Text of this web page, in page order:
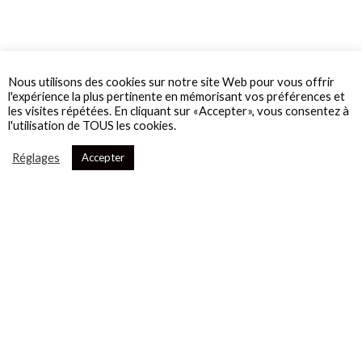
Nous utilisons des cookies sur notre site Web pour vous offrir
l'expérience la plus pertinente en mémorisant vos préférences et
les visites répétées. En cliquant sur «Accepter», vous consentez à
l'utilisation de TOUS les cookies.
Réglages Accepter